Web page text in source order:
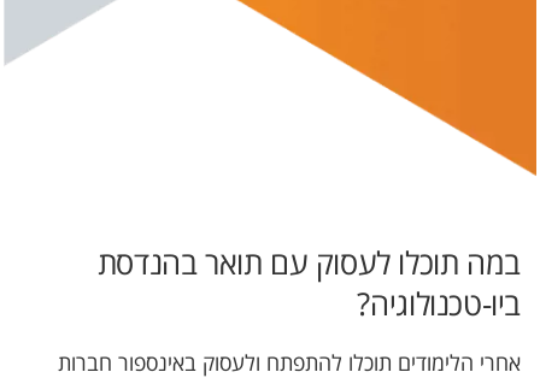
במה תוכלו לעסוק עם תואר בהנדסת
ביו-טכנולוגיה?
אחרי הלימודים תוכלו להתפתח ולעסוק באינספור חברות